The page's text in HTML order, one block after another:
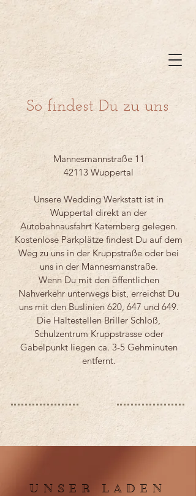
So findest Du zu uns
Mannesmannstraße 11
42113 Wuppertal
Unsere Wedding Werkstatt ist in
Wuppertal direkt an der
Autobahnausfahrt Katernberg gelegen.
Kostenlose Parkplätze findest Du auf dem
Weg zu uns in der Kruppstraße oder bei
uns in der Mannesmanstraße.
Wenn Du mit den öffentlichen
Nahverkehr unterwegs bist, erreichst Du
uns mit den Buslinien 620, 647 und 649.
Die Haltestellen Briller Schloß,
Schulzentrum Kruppstrasse oder
Gabelpunkt liegen ca. 3-5 Gehminuten
entfernt.
UNSER LADEN